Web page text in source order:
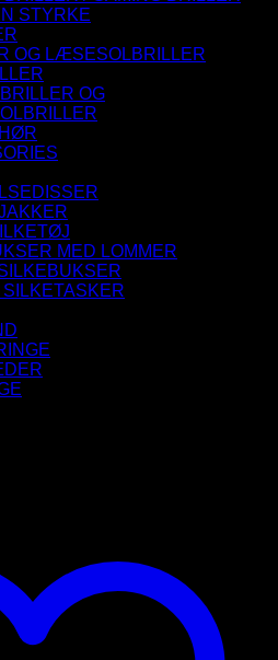
STYRKE
OG LÆSESOLBRILLER
OG
MED LOMMER
SILKETASKER